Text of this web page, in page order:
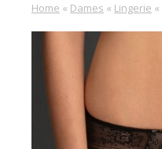
Home « Dames « Lingerie «